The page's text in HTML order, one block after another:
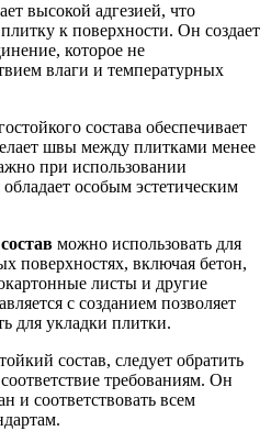
высокой адгезией, что
к поверхности. Он создает
которое не
влаги и температурных
состава обеспечивает
швы между плитками менее
при использовании
особым эстетическим
можно использовать для
поверхностях, включая бетон,
листы и другие
с созданием позволяет
для укладки плитки.
состав, следует обратить
требованиям. Он
и соответствовать всем